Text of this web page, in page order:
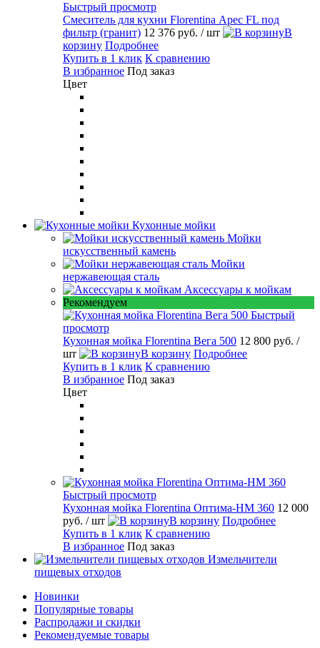
Быстрый просмотр
Смеситель для кухни Florentina Арес FL под
фильтр (гранит) 12 376 руб. / шт
В
корзину Подробнее
Купить в 1 клик К сравнению
В избранное Под заказ
Цвет
Кухонные мойки
Мойки
искусственный камень
Мойки
нержавеющая сталь
Аксессуары к мойкам
Рекомендуем
Быстрый
просмотр
Кухонная мойка Florentina Вега 500 12 800 руб. /
шт
В корзину Подробнее
Купить в 1 клик К сравнению
В избранное Под заказ
Цвет
Быстрый просмотр
Кухонная мойка Florentina Оптима-HM 360 12 000
руб. / шт В корзину Подробнее
Купить в 1 клик К сравнению
В избранное Под заказ
Измельчители
пищевых отходов
Новинки
Популярные товары
Распродажи и скидки
Рекомендуемые товары